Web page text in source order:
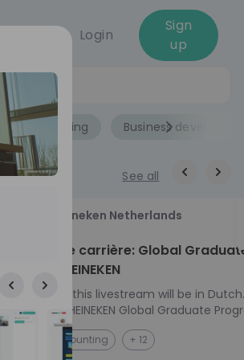
Login
Sign
up
Accounting Business
See all
Heineken Netherlands
Kickstart je carrière: Global
Program HEINEKEN
Please note: this livestream will be in Dutch.
Ontdek het HEINEKEN Global Graduate
Jouw Wereldwijde Carrière Start Hier! 🌍 Ben jij
klaar voor een avontuur dat jouw carrière
Accounting + 12